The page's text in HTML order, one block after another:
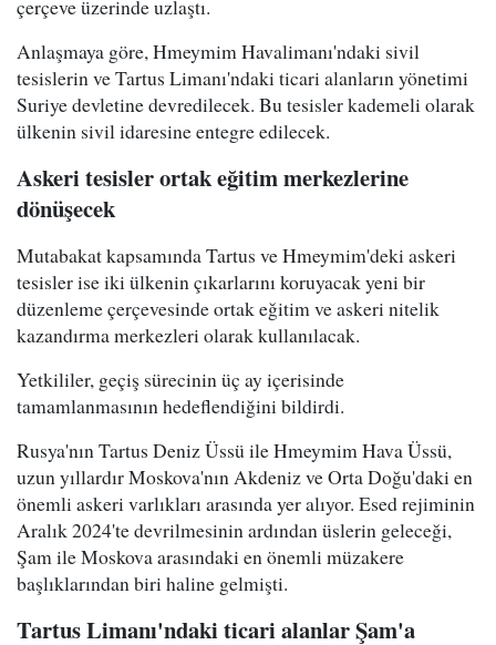
çerçeve üzerinde uzlaştı.
Anlaşmaya göre, Hmeymim Havalimanı'ndaki sivil
tesislerin ve Tartus Limanı'ndaki ticari alanların yönetimi
Suriye devletine devredilecek. Bu tesisler kademeli olarak
ülkenin sivil idaresine entegre edilecek.
Askeri tesisler ortak eğitim merkezlerine
dönüşecek
Mutabakat kapsamında Tartus ve Hmeymim'deki askeri
tesisler ise iki ülkenin çıkarlarını koruyacak yeni bir
düzenleme çerçevesinde ortak eğitim ve askeri nitelik
kazandırma merkezleri olarak kullanılacak.
Yetkililer, geçiş sürecinin üç ay içerisinde
tamamlanmasının hedeflendiğini bildirdi.
Rusya'nın Tartus Deniz Üssü ile Hmeymim Hava Üssü,
uzun yıllardır Moskova'nın Akdeniz ve Orta Doğu'daki en
önemli askeri varlıkları arasında yer alıyor. Esed rejiminin
Aralık 2024'te devrilmesinin ardından üslerin geleceği,
Şam ile Moskova arasındaki en önemli müzakere
başlıklarından biri haline gelmişti.
Tartus Limanı'ndaki ticari alanlar Şam'a